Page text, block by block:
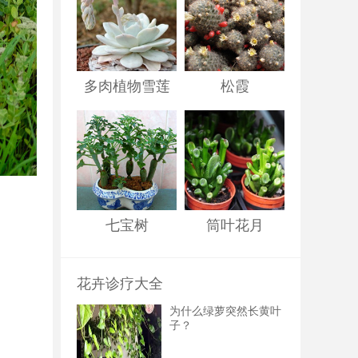
多肉植物雪莲 松霞
七宝树 筒叶花月
花卉诊疗大全
为什么绿萝突然长黄叶
子？